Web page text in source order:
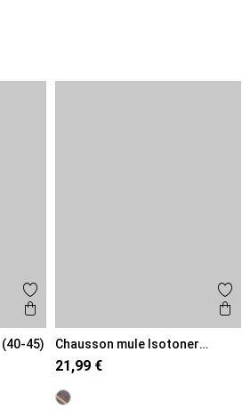
Ajouter aux favoris
Aperçu rapide
45)
Chausson mule Isotoner
homme (40-46)
21,99 €